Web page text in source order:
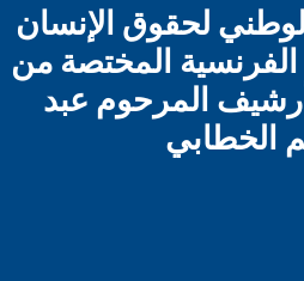
لحقوق الإنسان
المختصة من
المرحوم عبد
الخطابي